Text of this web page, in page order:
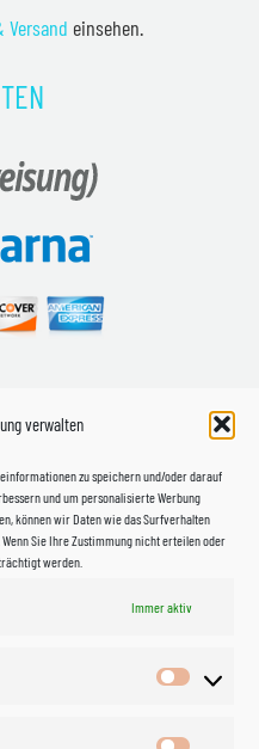
verwalten
zu speichern und/oder darauf
und um personalisierte Werbung
können wir Daten wie das Surfverhalten
Sie Ihre Zustimmung nicht erteilen oder
werden.
Immer aktiv
Vorlieben
Versand einsehen.